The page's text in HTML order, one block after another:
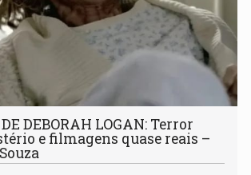
DE DEBORAH LOGAN: Terror
e filmagens quase reais –